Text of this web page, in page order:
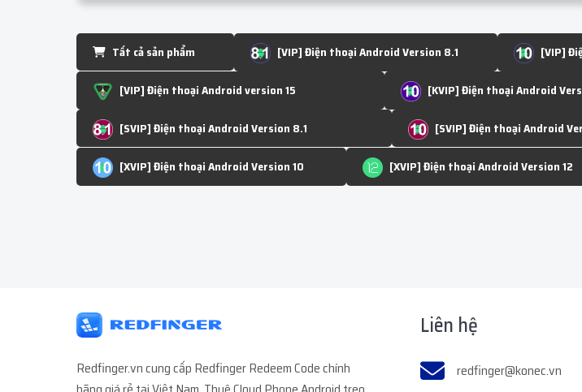
Tất cả sản phẩm [VIP] Điện thoại Android Version 8.1 [VIP]
[VIP] Điện thoại Android version 15 [KVIP] Điện thoại Android
[SVIP] Điện thoại Android Version 8.1 [SVIP] Điện thoại Android
[XVIP] Điện thoại Android Version 10 [XVIP] Điện thoại Android Version 12
Redfinger.vn cung cấp Redfinger Redeem Code chính
Liên hệ
redfinger@konec.vn